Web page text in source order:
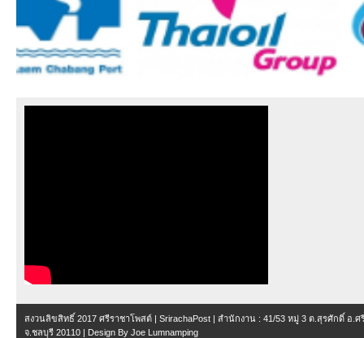
สงวนลิขสิทธิ์ 2017 ศรีราชาโพสต์ | SrirachaPost | สำนักงาน : 41/53 หมู่ 3 ต.สุรศักดิ์ อ.ศ
จ.ชลบุรี 20110 | Design By Joe Lumnamping